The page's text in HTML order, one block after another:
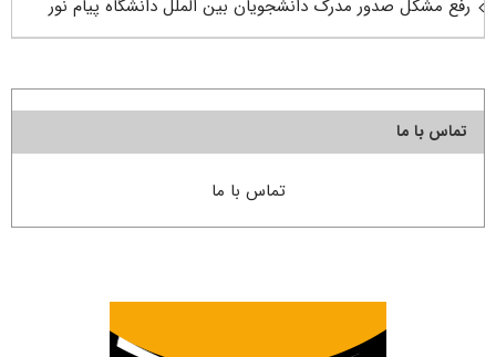
رفع مشکل صدور مدرک دانشجویان بین الملل دانشگاه پیام نور
تماس با ما
تماس با ما